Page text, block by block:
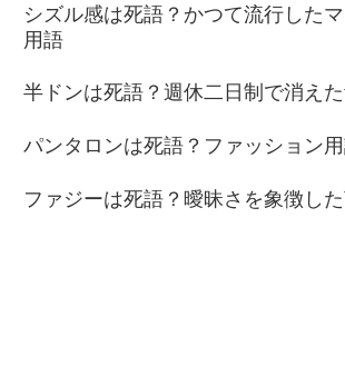
シズル感は死語？かつて流行した
用語
半ドンは死語？週休二日制で消え
パンタロンは死語？ファッション
ファジーは死語？曖昧さを象徴し